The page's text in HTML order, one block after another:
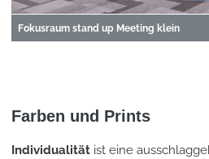
Fokusraum stand up Meeting klein
Farben und Prints
Individualität ist eine